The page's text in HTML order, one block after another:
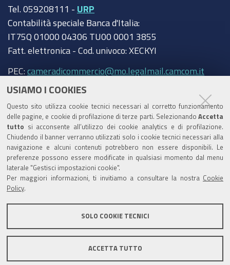
USIAMO I COOKIES
Questo sito utilizza cookie tecnici necessari al corretto funzionamento
delle pagine, e cookie di profilazione di terze parti. Selezionando Accetta
tutto si acconsente all’utilizzo dei cookie analytics e di profilazione.
Chiudendo il banner verranno utilizzati solo i cookie tecnici necessari alla
navigazione e alcuni contenuti potrebbero non essere disponibili. Le
preferenze possono essere modificate in qualsiasi momento dal menu
laterale "Gestisci impostazioni cookie".
Per maggiori informazioni, ti invitiamo a consultare la nostra Cookie
Policy
SOLO COOKIE TECNICI
ACCETTA TUTTO
Tel. 059208111 - URP
Contabilità speciale Banca d'Italia:
IT75Q 01000 04306 TU00 0001 3855
Fatt. elettronica - Cod. univoco: XECKYI
PEC: cameradicommercio@mo.legalmail.camcom.it
Trasparenza
Amministrazione trasparente
Albo Camerale
Pubblicità Legale
Area riservata Amministratori
Accesso riservato agli Amministratori dell'ente
Informativa generale
Informative privacy